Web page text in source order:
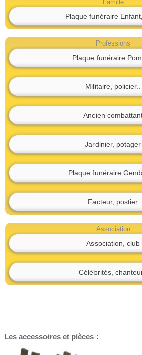
Famille
Plaque funéraire
Professions
Plaque funéraire
Militaire, policier..
Ancien
Jardinier, potager
Plaque funéraire
Facteur, postier
Association
Association, club
Célébrités,
Les accessoires et pièces :